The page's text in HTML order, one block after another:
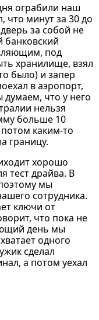
ограбили наш
что минут за 30 до
за собой не
банковский
под
хранилище, взял
было) и запер
в аэропорт,
думаем, что у него
нельзя
больше 10
каким-то
границу.
хорошо
тест драйва. В
мы
сотрудника.
ключи от
что пока не
день мы
одного
сделал
а потом уехал